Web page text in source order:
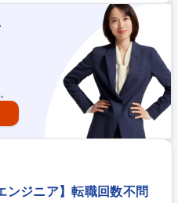
システム知見と掛け合わせることで
ペシャリストを目指すことが可能
ンジニア】転職回数不問